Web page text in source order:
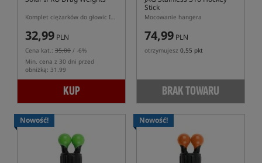
Komplet ciężarków do głowic IPRO
32,99 PLN
Cena kat.: 35,00 / -6%
Min. cena z 30 dni przed
obniżką: 31.99
KUP
Stick
Mocowanie hangera
74,99 PLN
otrzymujesz 0,55 pkt
BRAK TOWARU
Nowość! Nowość!